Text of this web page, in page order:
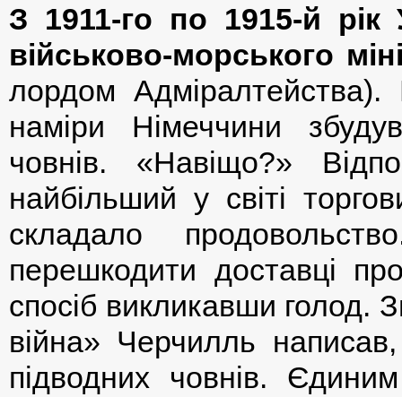
З 1911-го по 1915-й
військово-морського
лордом
наміри Німеччини
човнів. «Навіщо?»
найбільший у світі
складало
перешкодити доставці
спосіб викликавши голод.
війна» Черчилль
підводних човнів.